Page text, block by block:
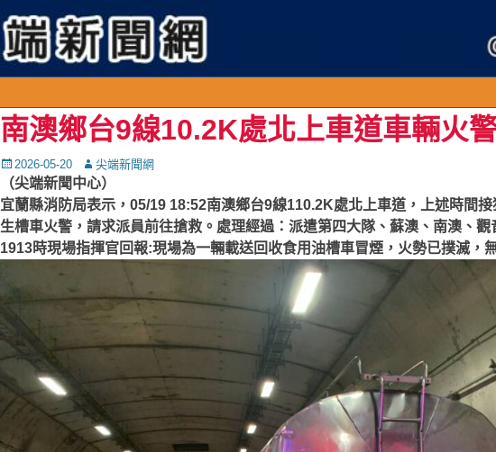
南澳鄉台9線10.2K處北上車道車輛火
Posted
on
2026-05-20 Autor尖端新聞網
（尖端新聞中心）
宜蘭縣消防局表示，05/19 18:52南澳鄉台9線110.2K處北上車道，上述時間
生槽車火警，請求派員前往搶救。 處理經過：派遣第四大隊、蘇澳、南澳、觀
1913時現場指揮官回報:現場為一輛載送回收食用油槽車冒煙，火勢已撲滅，